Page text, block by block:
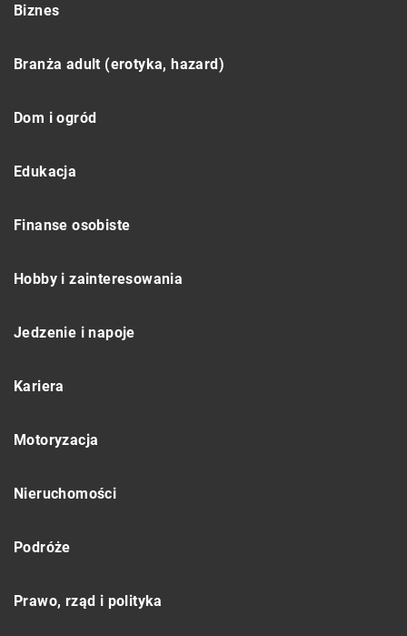
Biznes
Branża adult (erotyka, hazard)
Dom i ogród
Edukacja
Finanse osobiste
Hobby i zainteresowania
Jedzenie i napoje
Kariera
Motoryzacja
Nieruchomości
Podróże
Prawo, rząd i polityka